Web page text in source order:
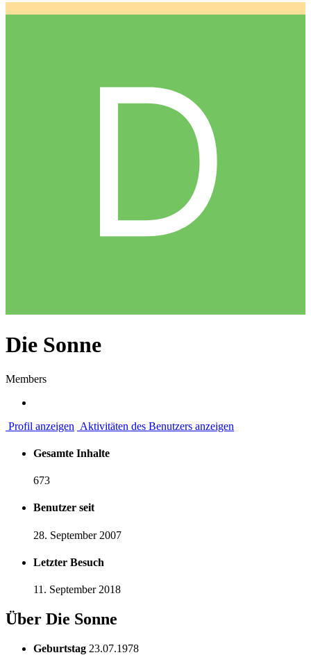
Die Sonne
Members
Profil anzeigen Aktivitäten des Benutzers anzeigen
Gesamte Inhalte
673
Benutzer seit
28. September 2007
Letzter Besuch
11. September 2018
Über Die Sonne
Geburtstag 23.07.1978